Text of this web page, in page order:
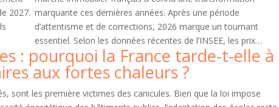
2027. marquante ces dernières années. Après une période
d’attentisme et de corrections, 2026 marque un tournant
essentiel. Selon les données récentes de l’INSEE, les prix…
: pourquoi la France tarde-t-elle à
aux fortes chaleurs ?
sont les première victimes des canicules. Bien que la loi impose